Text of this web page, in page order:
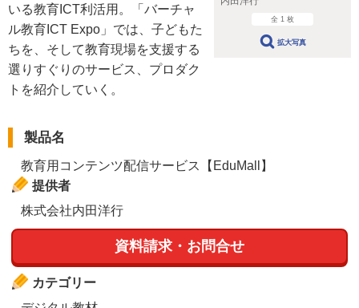
全 1 枚
拡大写真
いる教育ICT利活用。「バーチャ
ル教育ICT Expo」では、子どもた
ちを、そして教育現場を支援する
選りすぐりのサービス、プロダク
トを紹介していく。
製品名
教育用コンテンツ配信サービス【EduMall】
提供者
株式会社内田洋行
資料請求・お問合せ
カテゴリー